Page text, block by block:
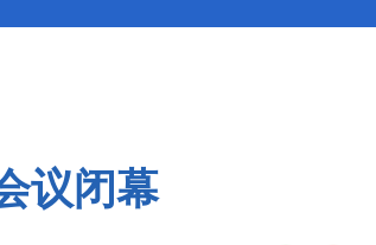
议闭幕